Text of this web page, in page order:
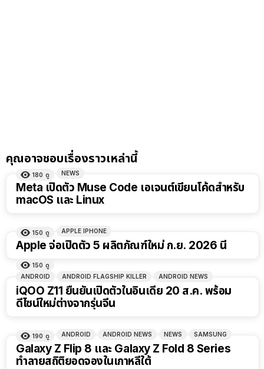
คุณอาจชอบเรื่องราวเหล่านี้
180 ดู NEWS
Meta เปิดตัว Muse Code เอเจนต์เขียนโค้ดสำหรับ
macOS และ Linux
150 ดู APPLE IPHONE
Apple จ่อเปิดตัว 5 ผลิตภัณฑ์ใหม่ ก.ย. 2026 นี้
150 ดู
ANDROID
ANDROID FLAGSHIP KILLER ANDROID NEWS
iQOO Z11 ยืนยันเปิดตัวในอินเดีย 20 ส.ค. พร้อม
ดีไซน์ใหม่ต่างจากรุ่นจีน
190 ดู ANDROID ANDROID NEWS NEWS SAMSUNG
Galaxy Z Flip 8 และ Galaxy Z Fold 8 Series
ทำลายสถิติยอดจองในเกาหลีใต้